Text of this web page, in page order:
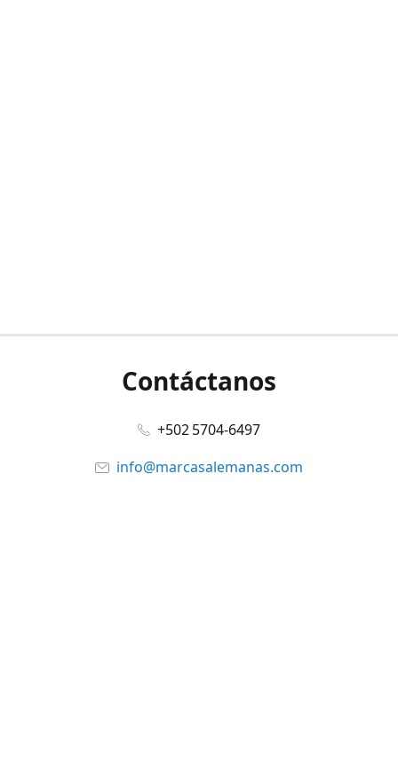
Contáctanos
+502 5704-6497
info@marcasalemanas.com